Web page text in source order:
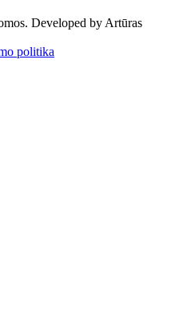
Developed by Artūras
politika